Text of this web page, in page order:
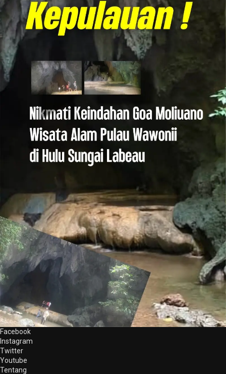
Facebook
Instagram
Twitter
Youtube
Tentang